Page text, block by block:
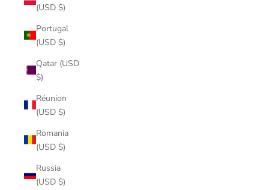
(USD $)
Portugal
(USD $)
Qatar (USD
$)
Réunion
(USD $)
Romania
(USD $)
Russia
(USD $)